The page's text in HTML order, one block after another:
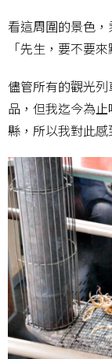
看這周圍的景色，
「先生，要不要
儘管所有的觀光
品，但我迄今為
縣，所以我對此感